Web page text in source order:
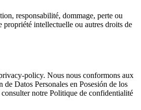
responsabilité, dommage, perte ou
propriété intellectuelle ou autres droits de
policy. Nous nous conformons aux
Datos Personales en Posesión de los
notre Politique de confidentialité